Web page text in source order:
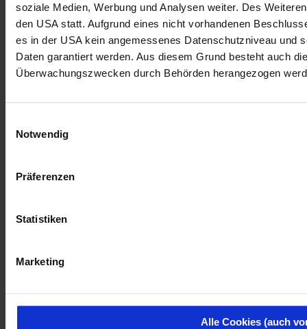
soziale Medien, Werbung und Analysen weiter. Des
den USA statt. Aufgrund eines nicht vorhandenen
es in der USA kein angemessenes Datenschutzniveau und
Daten garantiert werden. Aus diesem Grund besteht auch
Überwachungszwecken durch Behörden herangezogen
Notwendig
Präferenzen
Statistiken
Marketing
Alle Cookies (auch